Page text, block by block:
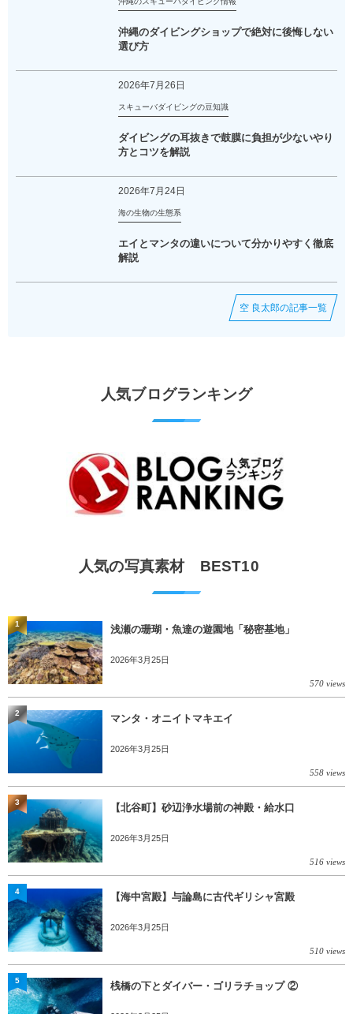
沖縄のダイビングショップで絶対に後悔しない
選び方
2026年7月26日
スキューバダイビングの豆知識
ダイビングの耳抜きで鼓膜に負担が少ないやり
方とコツを解説
2026年7月24日
海の生物の生態系
エイとマンタの違いについて分かりやすく徹底
解説
空 良太郎の記事一覧
人気ブログランキング
人気の写真素材 BEST10
浅瀬の珊瑚・魚達の遊園地「秘密基地」
2026年3月25日
570 views
1
マンタ・オニイトマキエイ
2026年3月25日
558 views
2
【北谷町】砂辺浄水場前の神殿・給水口
2026年3月25日
516 views
3
【海中宮殿】与論島に古代ギリシャ宮殿
2026年3月25日
510 views
4
桟橋の下とダイバー・ゴリラチョップ ②
5